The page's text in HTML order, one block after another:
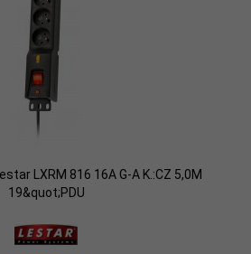
LXRM 816 16A G-A K.:CZ 5,0M
19&quot;PDU